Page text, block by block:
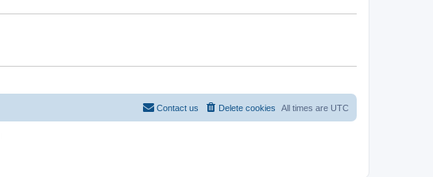
s
t
All times are UTC
Delete cookies
Contact us